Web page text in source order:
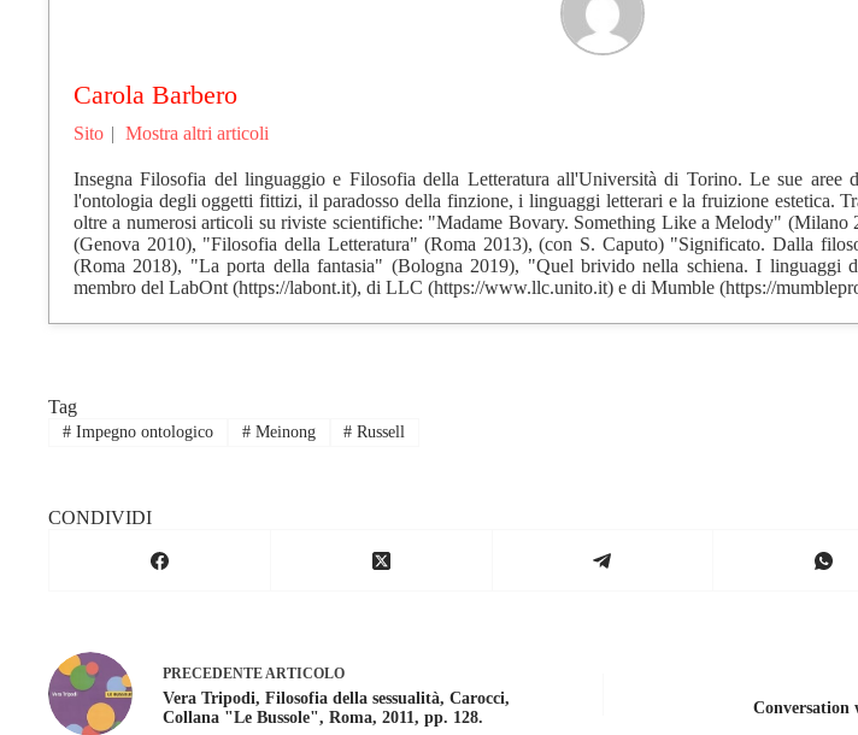
Carola Barbero
Sito | Mostra altri articoli
Insegna Filosofia del linguaggio e Filosofia della Letteratura all'Università di Torino. Le sue aree
l'ontologia degli oggetti fittizi, il paradosso della finzione, i linguaggi letterari e la fruizione estetica.
oltre a numerosi articoli su riviste scientifiche: "Madame Bovary. Something Like a Melody"
(Genova 2010), "Filosofia della Letteratura" (Roma 2013), (con S. Caputo) "Significato. Dalla
(Roma 2018), "La porta della fantasia" (Bologna 2019), "Quel brivido nella schiena. I linguaggi
membro del LabOnt (https://labont.it), di LLC (https://www.llc.unito.it) e di Mumble (https://
Tag
#Impegno ontologico #Meinong # Russell
CONDIVIDI
PRECEDENTE ARTICOLO
Vera Tripodi, Filosofia della sessualità, Carocci,
Collana "Le Bussole", Roma, 2011, pp. 128.
Conversation